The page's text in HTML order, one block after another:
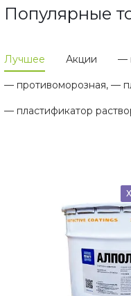
Популярные
Лучшее Акции —
— противоморозная, —
— пластификатор